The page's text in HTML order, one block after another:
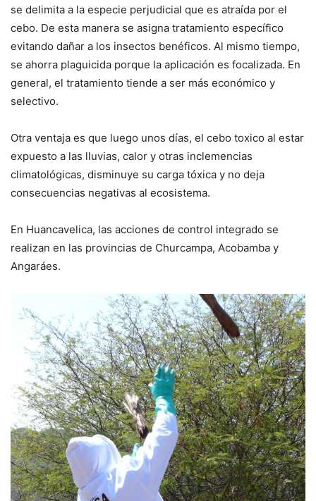
se delimita a la especie perjudicial que es atraída por el
cebo. De esta manera se asigna tratamiento específico
evitando dañar a los insectos benéficos. Al mismo tiempo,
se ahorra plaguicida porque la aplicación es focalizada. En
general, el tratamiento tiende a ser más económico y
selectivo.
Otra ventaja es que luego unos días, el cebo toxico al estar
expuesto a las lluvias, calor y otras inclemencias
climatológicas, disminuye su carga tóxica y no deja
consecuencias negativas al ecosistema.
En Huancavelica, las acciones de control integrado se
realizan en las provincias de Churcampa, Acobamba y
Angaráes.